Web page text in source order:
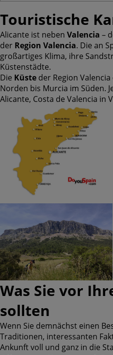
Touristische
Alicante ist neben Valencia –
der Region Valencia. Die an
großartiges Klima, ihre
Küstenstädte.
Die Küste der Region Valencia
Norden bis Murcia im Süden.
Alicante, Costa de Valencia in
Was Sie vor
sollten
Wenn Sie demnächst einen
Traditionen, interessanten
Ankunft voll und ganz in die